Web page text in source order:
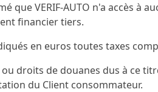
que VERIF-AUTO n'a accès
financier tiers.
en euros toutes taxes
droits de douanes dus à ce
du Client consommateur.